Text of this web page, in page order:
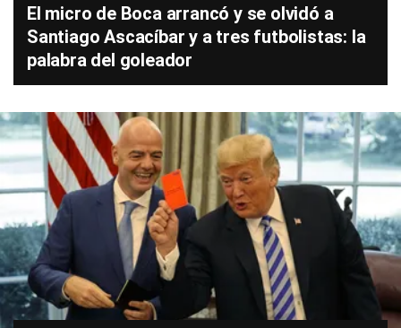
El micro de Boca arrancó y se olvidó a
Santiago Ascacíbar y a tres futbolistas: la
palabra del goleador